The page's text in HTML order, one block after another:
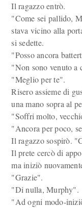
Il ragazzo entrò.
"Come sei pallido,
stava vicino alla
si sedette.
"Posso ancora
"Non sono venuto a
"Meglio per te".
Risero assieme di
una mano sopra al
"Soffri molto,
"Ancora per poco,
Il ragazzo sospirò.
Il prete cercò di
ma iniziò
"Grazie".
"Di nulla, Murphy".
"Ad ogni modo-